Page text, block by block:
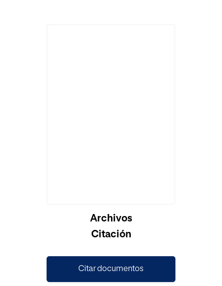
Cargando...Archivos
Citación
Citar documentos